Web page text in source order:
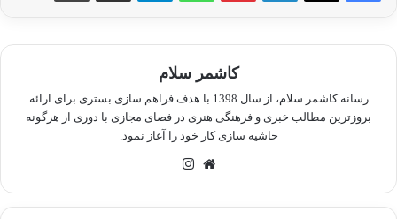
کاشمر سلام
رسانه کاشمر سلام، از سال 1398 با هدف فراهم سازی بستری برای ارائه
بروزترین مطالب خبری و فرهنگی هنری در فضای مجازی با دوری از هرگونه
حاشیه سازی کار خود را آغاز نمود.
وبسایت